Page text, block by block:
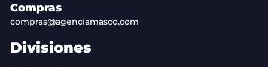
Compras
compras@agenciamasco.com
Divisiones